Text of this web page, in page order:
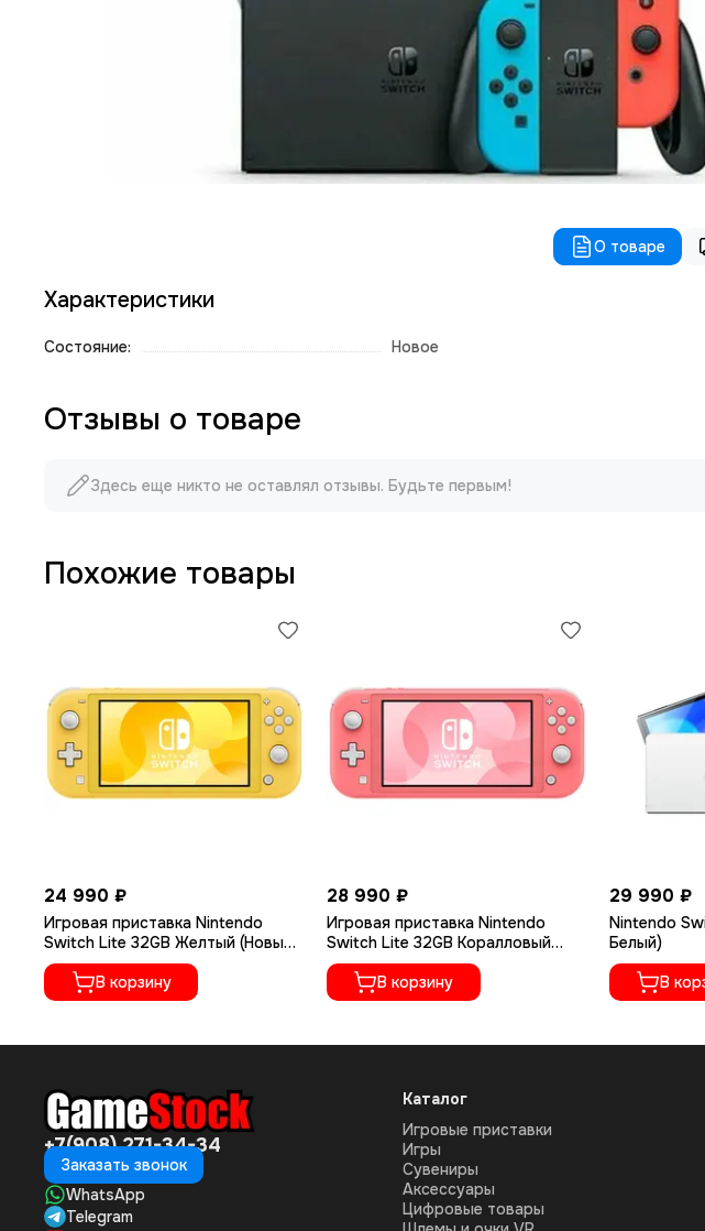
О товаре
Характеристики
Состояние: Новое
Отзывы о товаре
Здесь еще никто не оставлял отзывы. Будьте первым!
Похожие товары
24 990 ₽
Игровая приставка Nintendo
Switch Lite 32GB Желтый (Новый)
+ Чип + 128GB
В корзину
28 990 ₽
Игровая приставка Nintendo
Switch Lite 32GB Коралловый
(Новый) + Чип + 256GB
В корзину
29 990 ₽
Nintendo
Белый)
В
+7(908) 271-34-34
Заказать звонок
WhatsApp
Telegram
Каталог
Игровые приставки
Игры
Сувениры
Аксессуары
Цифровые товары